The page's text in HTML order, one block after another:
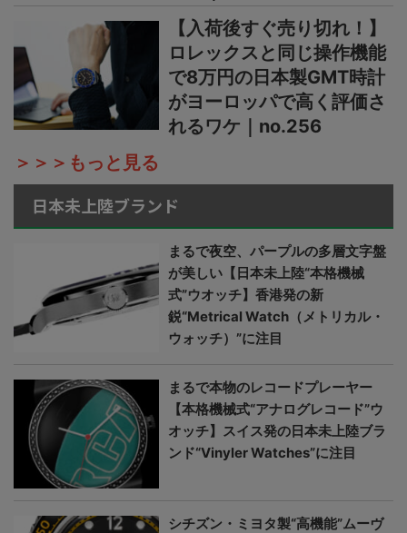
【入荷後すぐ売り切れ！】
ロレックスと同じ操作機能
で8万円の日本製GMT時計
がヨーロッパで高く評価さ
れるワケ｜no.256
＞＞＞もっと見る
日本未上陸ブランド
まるで夜空、パープルの多層文字盤
が美しい【日本未上陸“本格機械
式”ウオッチ】香港発の新
鋭“Metrical Watch（メトリカル・
ウォッチ）”に注目
まるで本物のレコードプレーヤー
【本格機械式“アナログレコード”ウ
オッチ】スイス発の日本未上陸ブラ
ンド“Vinyler Watches”に注目
シチズン・ミヨタ製“高機能”ムーヴ